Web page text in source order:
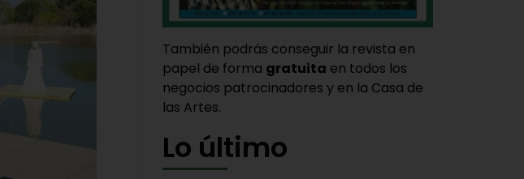
También podrás conseguir la revista en
papel de forma gratuita en todos los
negocios patrocinadores y en la Casa de
las Artes.
Lo último